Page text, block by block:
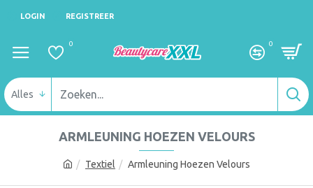
LOGIN REGISTREER
0 0
Alles
Textiel Armleuning Hoezen Velours
ARMLEUNING HOEZEN VELOURS